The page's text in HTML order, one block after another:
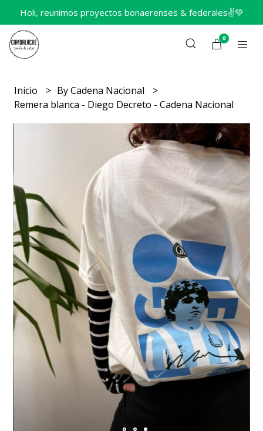
Holi, reunimos proyectos bonaerenses & federales✌️💚
0
Inicio
By Cadena Nacional
Remera blanca - Diego Decreto - Cadena Nacional